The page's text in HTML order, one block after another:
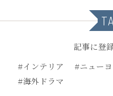
記事に登
#インテリア
#ニュー
#海外ドラマ